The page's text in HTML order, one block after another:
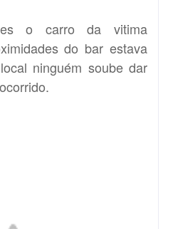
o carro da vitima
do bar estava
ninguém soube dar